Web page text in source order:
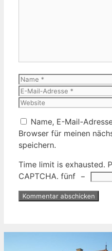
Name
Name, E-Mail-
Browser für meinen
speichern.
Time limit is exhausted.
CAPTCHA. fünf −